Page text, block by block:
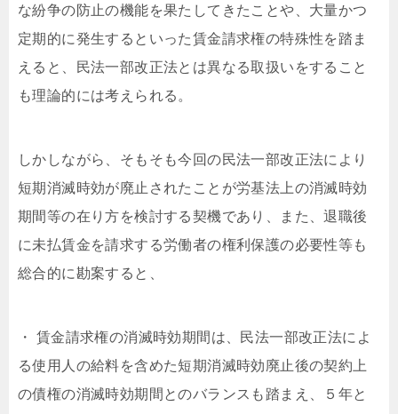
な紛争の防止の機能を果たしてきたことや、大量かつ
定期的に発生するといった賃金請求権の特殊性を踏ま
えると、民法一部改正法とは異なる取扱いをすること
も理論的には考えられる。
しかしながら、そもそも今回の民法一部改正法により
短期消滅時効が廃止されたことが労基法上の消滅時効
期間等の在り方を検討する契機であり、また、退職後
に未払賃金を請求する労働者の権利保護の必要性等も
総合的に勘案すると、
・ 賃金請求権の消滅時効期間は、民法一部改正法によ
る使用人の給料を含めた短期消滅時効廃止後の契約上
の債権の消滅時効期間とのバランスも踏まえ、５年と